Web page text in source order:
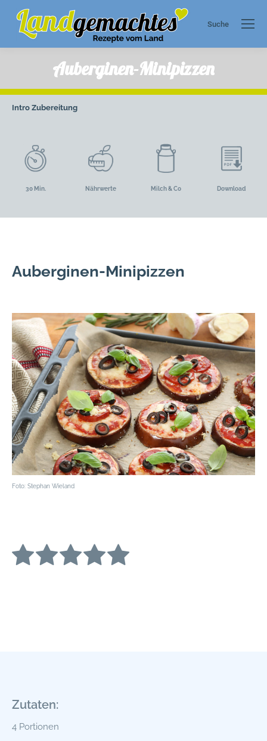
Search:
Suche
Auberginen-Minipizzen
Intro Zubereitung
30 Min. Nährwerte Milch & Co Download
Auberginen-Minipizzen
Foto: Stephan Wieland
Zutaten:
4 Portionen